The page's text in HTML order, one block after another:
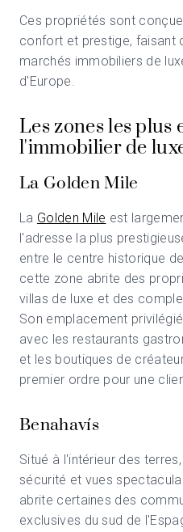
Ces propriétés sont
confort et prestige, faisant
marchés immobiliers de
d'Europe.
Les zones les plus
l'immobilier de
La Golden Mile
La Golden Mile est
l'adresse la plus
entre le centre historique
cette zone abrite des
villas de luxe et des
Son emplacement
avec les restaurants
et les boutiques de
premier ordre pour une
Benahavís
Situé à l'intérieur des terres,
sécurité et vues
abrite certaines des
exclusives du sud de